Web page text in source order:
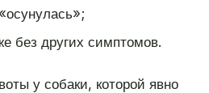
без других симптомов.
у собаки, которой явно